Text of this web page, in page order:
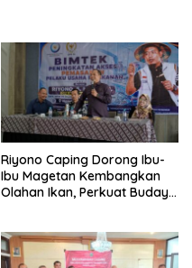
Riyono Caping Dorong Ibu-
Ibu Magetan Kembangkan
Olahan Ikan, Perkuat Budaya